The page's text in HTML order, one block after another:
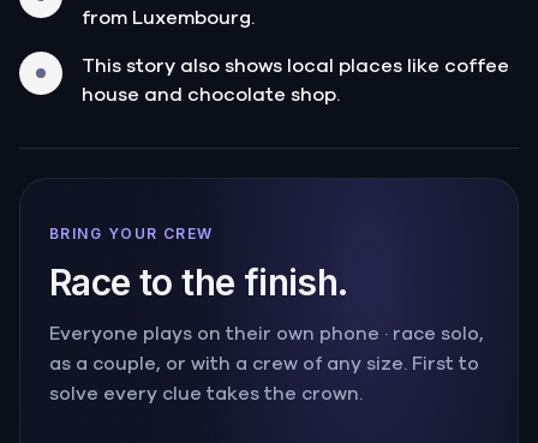
from Luxembourg.
This story also shows local places like coffee
house and chocolate shop.
BRING YOUR CREW
Race to the finish.
Everyone plays on their own phone · race solo,
as a couple, or with a crew of any size. First to
solve every clue takes the crown.